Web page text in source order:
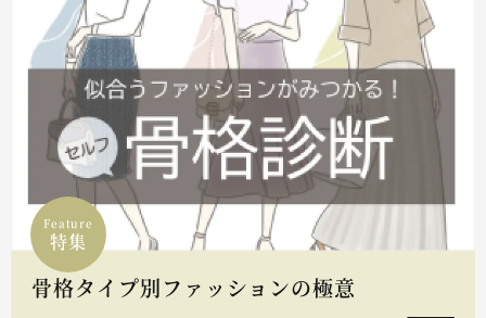
Feature
特集
骨格タイプ別ファッションの極意